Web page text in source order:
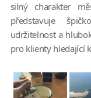
silný charakter
představuje
udržitelnost a
pro klienty hledající